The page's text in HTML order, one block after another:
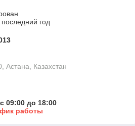
год
Астана, Казахстан
09:00 до 18:00
работы